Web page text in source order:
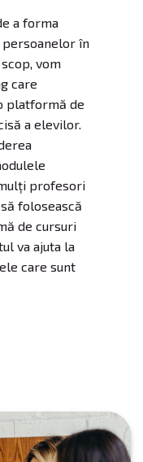
a forma
în
vom
care
platformă de
a elevilor.
profesori
folosească
de cursuri
va ajuta la
care sunt